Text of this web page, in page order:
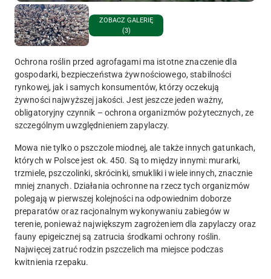
ZOBACZ GALERIĘ
(3)
Ochrona roślin przed agrofagami ma istotne znaczenie dla
gospodarki, bezpieczeństwa żywnościowego, stabilności
rynkowej, jak i samych konsumentów, którzy oczekują
żywności najwyższej jakości. Jest jeszcze jeden ważny,
obligatoryjny czynnik – ochrona organizmów pożytecznych, ze
szczególnym uwzględnieniem zapylaczy.
Mowa nie tylko o pszczole miodnej, ale także innych gatunkach,
których w Polsce jest ok. 450. Są to między innymi: murarki,
trzmiele, pszczolinki, skrócinki, smukliki i wiele innych, znacznie
mniej znanych. Działania ochronne na rzecz tych organizmów
polegają w pierwszej kolejności na odpowiednim doborze
preparatów oraz racjonalnym wykonywaniu zabiegów w
terenie, ponieważ największym zagrożeniem dla zapylaczy oraz
fauny epigeicznej są zatrucia środkami ochrony roślin.
Najwięcej zatruć rodzin pszczelich ma miejsce podczas
kwitnienia rzepaku.